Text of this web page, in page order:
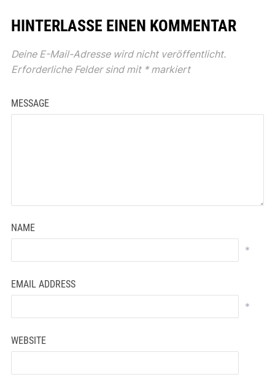
HINTERLASSE EINEN KOMMENTAR
Deine E-Mail-Adresse wird nicht veröffentlicht.
Erforderliche Felder sind mit *markiert
MESSAGE
NAME
*
EMAIL ADDRESS
*
WEBSITE